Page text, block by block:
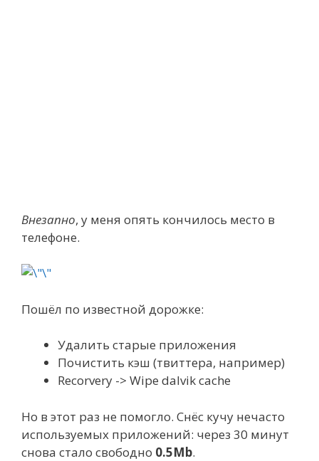
Внезапно, у меня опять кончилось место в
телефоне.
Пошёл по известной дорожке:
Удалить старые приложения
Почистить кэш (твиттера, например)
Recorvery -> Wipe dalvik cache
Но в этот раз не помогло. Снёс кучу нечасто
используемых приложений: через 30 минут
снова стало свободно 0.5Mb.